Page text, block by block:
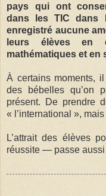
pays qui ont
dans les TIC dans
enregistré aucune
leurs élèves en
mathématiques et en
À certains moments,
des bébelles qu’on
présent. De prendre
« l’international »,
L’attrait des élèves
réussite — passe aussi